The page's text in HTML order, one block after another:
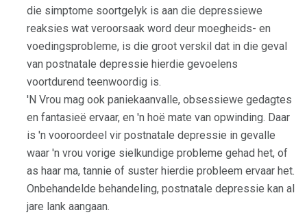
die simptome soortgelyk is aan die depressiewe
reaksies wat veroorsaak word deur moegheids- en
voedingsprobleme, is die groot verskil dat in die geval
van postnatale depressie hierdie gevoelens
voortdurend teenwoordig is.
'N Vrou mag ook paniekaanvalle, obsessiewe gedagtes
en fantasieë ervaar, en 'n hoë mate van opwinding. Daar
is 'n vooroordeel vir postnatale depressie in gevalle
waar 'n vrou vorige sielkundige probleme gehad het, of
as haar ma, tannie of suster hierdie probleem ervaar het.
Onbehandelde behandeling, postnatale depressie kan al
jare lank aangaan.